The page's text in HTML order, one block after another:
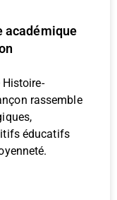
académique
rassemble
éducatifs